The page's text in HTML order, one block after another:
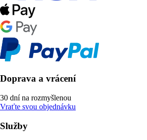
Doprava a vrácení
30 dní na rozmyšlenou
Vraťte svou objednávku
Služby